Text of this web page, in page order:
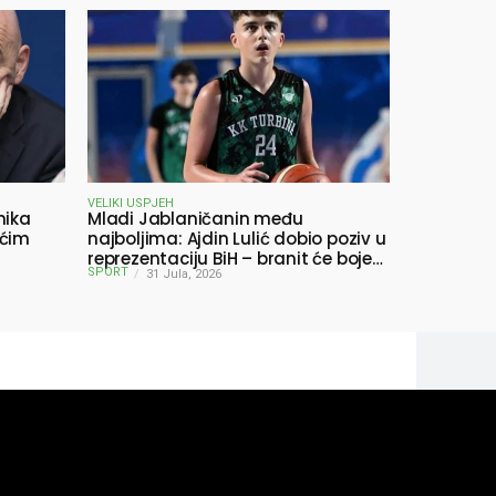
VELIKI USPJEH
Mladi Jablaničanin među
najboljima: Ajdin Lulić dobio poziv u
reprezentaciju BiH – branit će boje
BiH na Slovenia Ball
SPORT 31 Jula, 2026